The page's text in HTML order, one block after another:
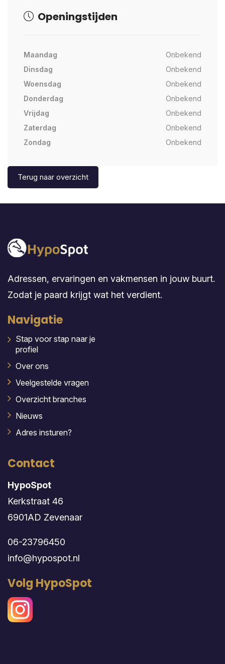
Openingstijden
Maandag
Onbekend
Dinsdag
Onbekend
Woensdag
Onbekend
Donderdag
Onbekend
Vrijdag
Onbekend
Zaterdag
Onbekend
Zondag
Onbekend
Terug naar overzicht
Adressen, ervaringen en vakmensen in jouw buurt.
Zodat je paard krijgt wat het verdient.
Navigatie
Stap voor stap naar je
profiel
Over ons
Veelgestelde vragen
Overzicht branches
Nieuws
Adres insturen?
Contact
HypoSpot
Kerkstraat 46
6901AD Zevenaar
06-23796450
info@hypospot.nl
Volg HypoSpot